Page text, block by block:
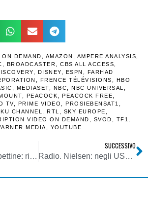
DEMAND , AMAZON , AMPERE ANALYSIS,
, BROADCASTER, CBS ALL ACCESS,
, DISNEY, ESPN ,
FARHAD
, FRENCE TÉLÉVISIONS ,
HBO
, MEDIASET, NBC, NBC UNIVERSAL ,
, PEACOCK, PEACOCK FREE,
TV, PRIME VIDEO , PROSIEBENSAT1 ,
CHANNEL, RTL , SKY EUROPE ,
VIDEO ON DEMAND , SVOD , TF1,
MEDIA, YOUTUBE
DTT. Tre nodi al pettine: ritardi bandi; futura capacità trasmissiva disponibile; aggiornamento Piano LCN. Ecco cosa potrebbe succedere
SUCCESSIVO
Radio. Nielsen: negli USA la Radio ha recuperato la quasi totalità dell’ascolto perso col Covid. Grazie alle cuffie…